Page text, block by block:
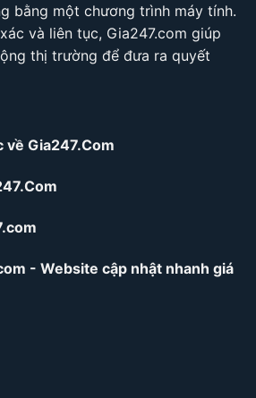
bằng một chương trình máy tính.
và liên tục, Gia247.com giúp
thị trường để đưa ra quyết
Gia247.Com
- Website cập nhật nhanh giá